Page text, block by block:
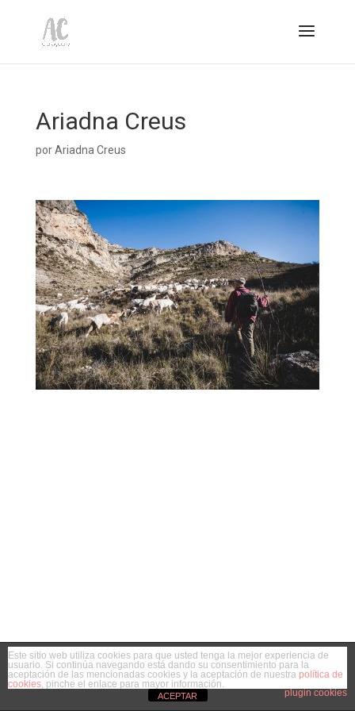
Ariadna Creus
porAriadna Creus
Este sitio web utiliza cookies para que usted tenga la mejor experiencia de
usuario. Si continúa navegando está dando su consentimiento para la
aceptación de las mencionadas cookies y la aceptación de nuestra política de
cookies, pinche el enlace para mayor información.
plugin cookies
ACEPTAR